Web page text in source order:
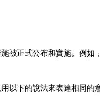
被正式公布和實施。例如
以下的說法來表達相同的